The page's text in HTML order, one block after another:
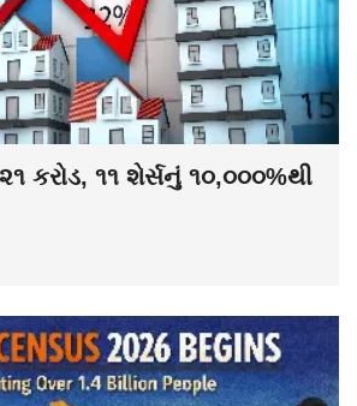
કરોડ, ૧૧ શેર્સનું ૧૦,૦૦૦%થી